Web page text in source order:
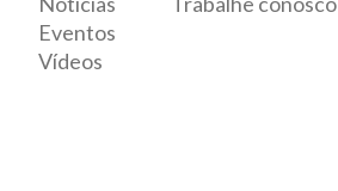
Eventos
Vídeos